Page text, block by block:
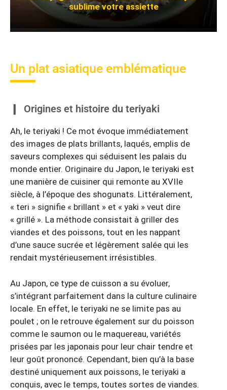
sublime votre assiette
Un plat asiatique emblématique
Origines et histoire du teriyaki
Ah, le teriyaki ! Ce mot évoque immédiatement
des images de plats brillants, laqués, emplis de
saveurs complexes qui séduisent les palais du
monde entier. Originaire du Japon, le teriyaki est
une manière de cuisiner qui remonte au XVIIe
siècle, à l’époque des shogunats. Littéralement,
« teri » signifie « brillant » et « yaki » veut dire
« grillé ». La méthode consistait à griller des
viandes et des poissons, tout en les nappant
d’une sauce sucrée et légèrement salée qui les
rendait mystérieusement irrésistibles.
Au Japon, ce type de cuisson a su évoluer,
s’intégrant parfaitement dans la culture culinaire
locale. En effet, le teriyaki ne se limite pas au
poulet ; on le retrouve également sur du poisson
comme le saumon ou le maquereau, variétés
prisées par les japonais pour leur chair tendre et
leur goût prononcé. Cependant, bien qu’à la base
destiné uniquement aux poissons, le teriyaki a
conquis, avec le temps, toutes sortes de viandes.